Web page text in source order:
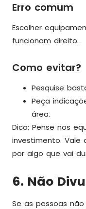
Erro comum
Escolher
funcionam direito.
Como evitar?
Pesquise
Peça
área.
Dica: Pense nos
investimento. Vale
por algo que vai
6. Não
Se as pessoas